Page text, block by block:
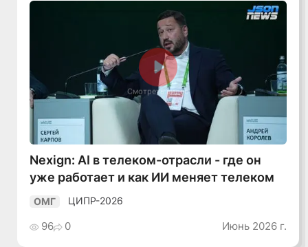
Смотреть видео
Nexign: AI в телеком-отрасли - где он
уже работает и как ИИ меняет телеком
ОМГ ЦИПР-2026
96 0 Июнь 2026 г.